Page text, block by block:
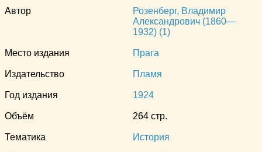
Автор
Розенберг, Владимир
Александрович (1860—
1932) (1)
Место издания Прага
Издательство Пламя
Год издания 1924
Объём 264 стр.
Тематика История